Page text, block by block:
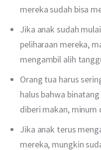
mereka sudah bisa
Jika anak sudah
peliharaan mereka,
mengambil alih
Orang tua harus
halus bahwa
diberi makan, minum
Jika anak terus
mereka, mungkin